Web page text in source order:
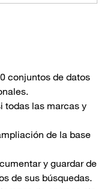
conjuntos de datos
todas las marcas y
de la base
y guardar de
de sus búsquedas.